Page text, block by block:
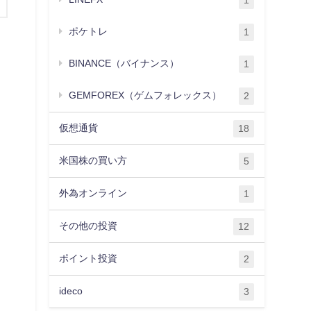
ポケトレ 1
BINANCE（バイナンス） 1
GEMFOREX（ゲムフォレックス） 2
仮想通貨 18
米国株の買い方 5
外為オンライン 1
その他の投資 12
ポイント投資 2
ideco 3